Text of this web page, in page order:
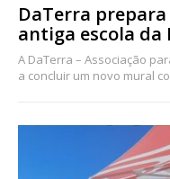
DaTerra
antiga escola da
A DaTerra – Associação
a concluir um novo mural